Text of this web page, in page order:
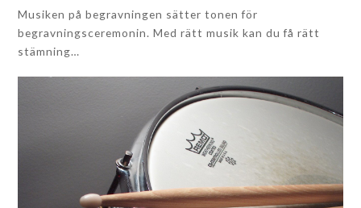
Musiken på begravningen sätter tonen för
begravningsceremonin. Med rätt musik kan du få rätt
stämning…